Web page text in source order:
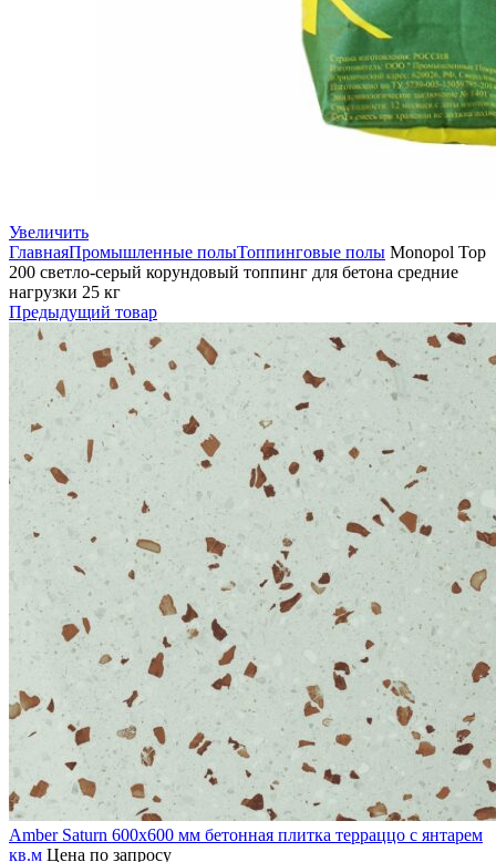
Увеличить
ГлавнаяПромышленные полыТоппинговые полы Monopol Top
200 светло-серый корундовый топпинг для бетона средние
нагрузки 25 кг
Предыдущий товар
Amber Saturn 600х600 мм бетонная плитка терраццо с янтарем
кв.м Цена по запросу